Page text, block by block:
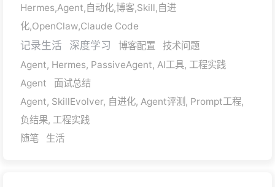
Hermes,Agent,自动化,博客,Skill,自进
化,OpenClaw,Claude Code
记录生活 深度学习 博客配置
技术问题
Agent, Hermes, PassiveAgent, AI工具, 工程实践
Agent
面试总结
Agent, SkillEvolver, 自进化, Agent评测, Prompt工程,
负结果, 工程实践
随笔
生活